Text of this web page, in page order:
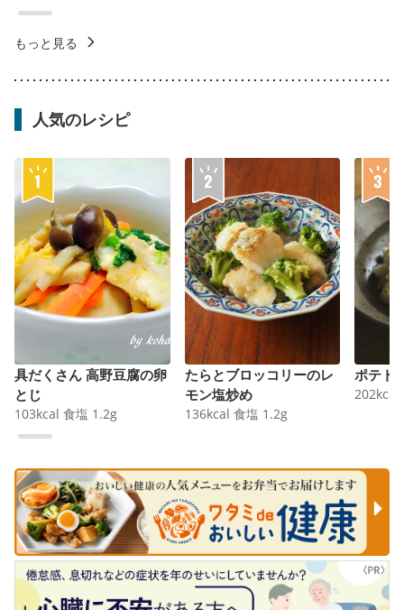
もっと見る
人気のレシピ
具だくさん 高野豆腐の卵
とじ
103kcal 食塩 1.2g
たらとブロッコリーのレ
モン塩炒め
136kcal 食塩 1.2g
ポテト
202kcal